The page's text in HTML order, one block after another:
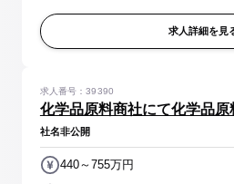
的な戦略の企画・立案を行い製品
クトをリードしていただき...求人詳細を見
化学品原料商社にて化学品原
求人番号：39390
社名非公開
440～755万円